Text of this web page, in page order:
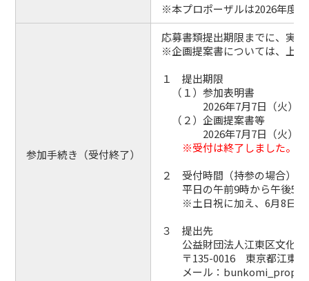
※本プロポーザルは2026年度
参加手続き（受付終了）
応募書類提出期限までに、実
※企画提案書については、上
１ 提出期限
（１）参加表明書
2026年7月7日（火）午
（２）企画提案書等
2026年7月7日（火）午
※受付は終了しました。
２ 受付時間（持参の場合）
平日の午前9時から午後5時
※土日祝に加え、6月8日、
３ 提出先
公益財団法人江東区文化コ
〒135-0016 東京都江東区
メール：